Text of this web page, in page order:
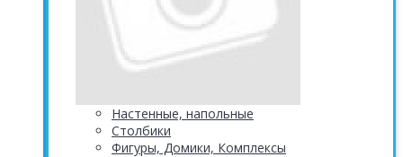
Настенные, напольные
Столбики
Фигуры, Домики, Комплексы